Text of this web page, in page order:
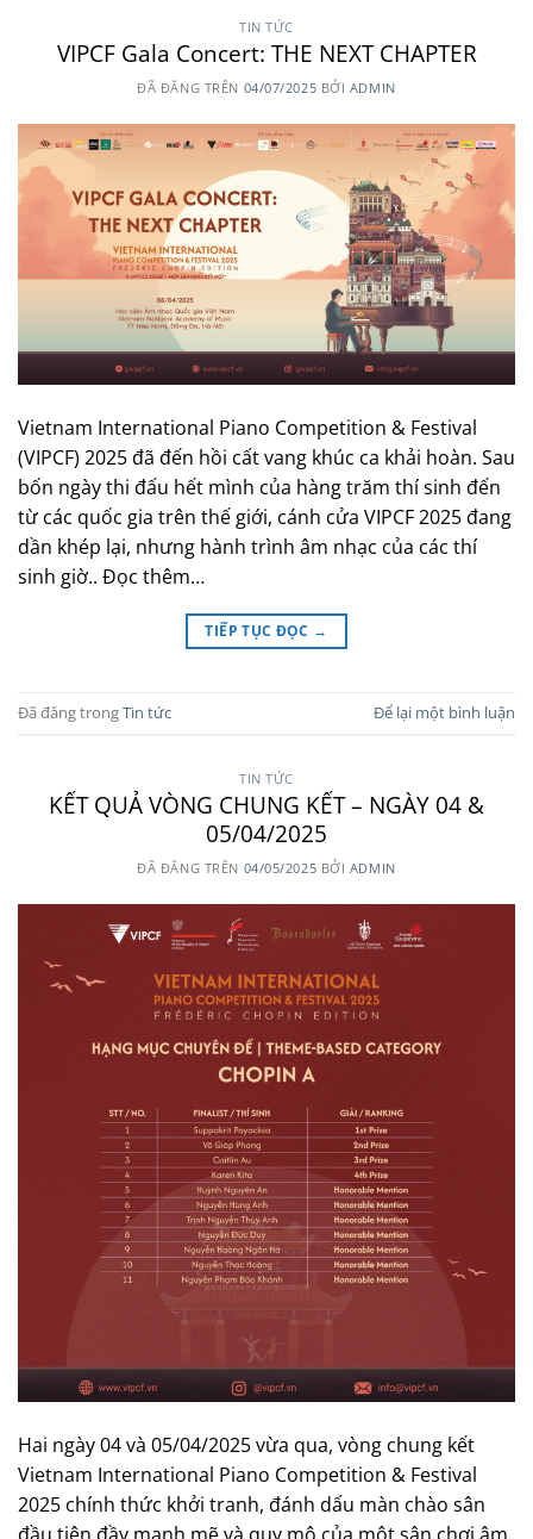
TIN TỨC
VIPCF Gala Concert: THE NEXT CHAPTER
ĐÃ ĐĂNG TRÊN 04/07/2025 BỞI ADMIN
Vietnam International Piano Competition & Festival
(VIPCF) 2025 đã đến hồi cất vang khúc ca khải hoàn. Sau
bốn ngày thi đấu hết mình của hàng trăm thí sinh đến
từ các quốc gia trên thế giới, cánh cửa VIPCF 2025 đang
dần khép lại, nhưng hành trình âm nhạc của các thí
sinh giờ.. Đọc thêm…
TIẾP TỤC ĐỌC →
Đã đăng trongTin tức Để lại một bình luận
TIN TỨC
KẾT QUẢ VÒNG CHUNG KẾT – NGÀY 04 &
05/04/2025
ĐÃ ĐĂNG TRÊN 04/05/2025 BỞI ADMIN
Hai ngày 04 và 05/04/2025 vừa qua, vòng chung kết
Vietnam International Piano Competition & Festival
2025 chính thức khởi tranh, đánh dấu màn chào sân